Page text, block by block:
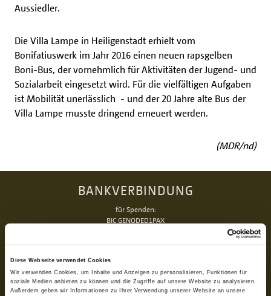
Diese Webseite verwendet Cookies
Wir verwenden Cookies, um Inhalte und Anzeigen zu personalisieren, Funktionen für
soziale Medien anbieten zu können und die Zugriffe auf unsere Website zu analysieren.
Außerdem geben wir Informationen zu Ihrer Verwendung unserer Website an unsere
Aussiedler.
Die Villa Lampe in Heiligenstadt erhielt vom
Bonifatiuswerk im Jahr 2016 einen neuen rapsgelben
Boni-Bus, der vornehmlich für Aktivitäten der Jugend- und
Sozialarbeit eingesetzt wird. Für die vielfältigen Aufgaben
ist Mobilität unerlässlich - und der 20 Jahre alte Bus der
Villa Lampe musste dringend erneuert werden.
(MDR/nd)
BANKVERBINDUNG
für Spenden:
BIC GENODED1PAX
BIC GENODED1PAX
IBAN DE92 3706 0193 1050 0060 06